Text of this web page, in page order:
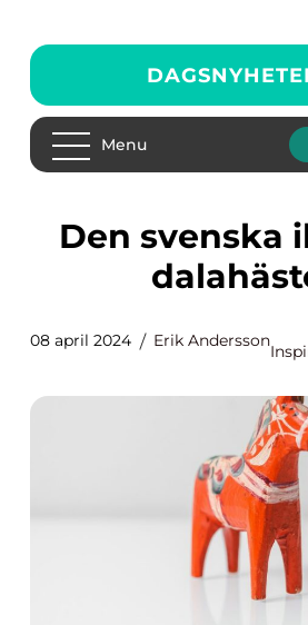
Menu
Den svenska ikonen –
08 april 2024 Erik Andersson